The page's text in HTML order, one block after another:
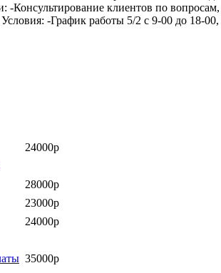
-Консультирование клиентов по
-График работы 5/2 с 9-00 до 18-
24000р
28000р
23000р
24000р
35000р